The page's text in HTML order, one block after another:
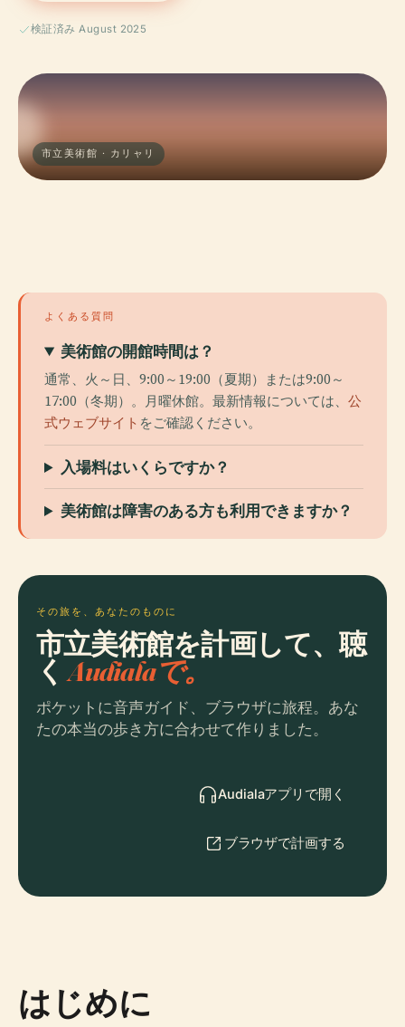
検証済み August 2025
市立美術館 · カリャリ
よくある質問
美術館の開館時間は？
通常、火～日、9:00～19:00（夏期）または9:00～
17:00（冬期）。月曜休館。最新情報については、 公
式ウェブサイト をご確認ください。
入場料はいくらですか？
美術館は障害のある方も利用できますか？
その旅を、あなたのものに
市立美術館を計画して、聴
くAudialaで。
ポケットに音声ガイド、ブラウザに旅程。あな
たの本当の歩き方に合わせて作りました。
Audialaアプリで開く
ブラウザで計画する
はじめに